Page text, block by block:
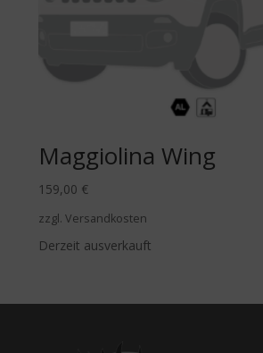
Maggiolina Wing
159,00 €
zzgl. Versandkosten
Derzeit ausverkauft